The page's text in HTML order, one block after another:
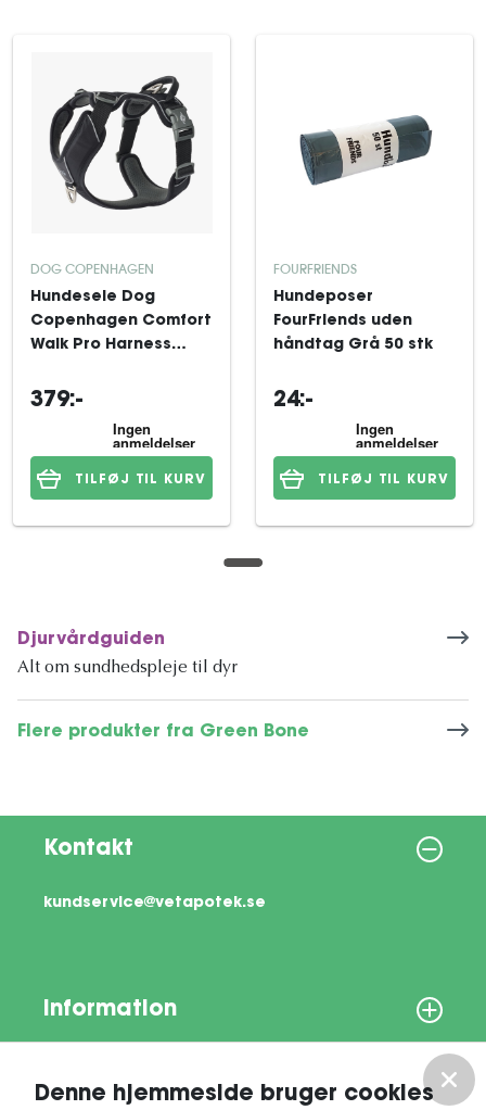
Denne hjemmeside bruger cookies
DOG COPENHAGEN
Hundesele Dog
Copenhagen Comfort
Walk Pro Harness
379:-
TILFØJ TIL KURV
FOURFRIENDS
Hundeposer
FourFriends uden
håndtag Grå 50 stk
24:-
TILFØJ TIL KURV
Djurvårdguiden
Alt om sundhedspleje til dyr
Flere produkter fra Green Bone
Kontakt
kundservice@vetapotek.se
Information